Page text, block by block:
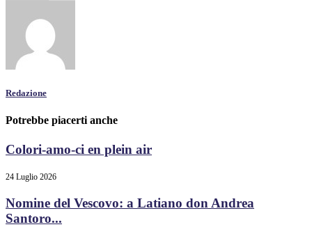
Redazione
Potrebbe piacerti anche
Colori-amo-ci en plein air
24 Luglio 2026
Nomine del Vescovo: a Latiano don Andrea
Santoro...